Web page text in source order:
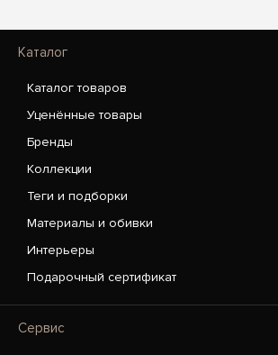
Каталог
Каталог товаров
Уценённые товары
Бренды
Коллекции
Теги и подборки
Материалы и обивки
Интерьеры
Подарочный сертификат
Сервис